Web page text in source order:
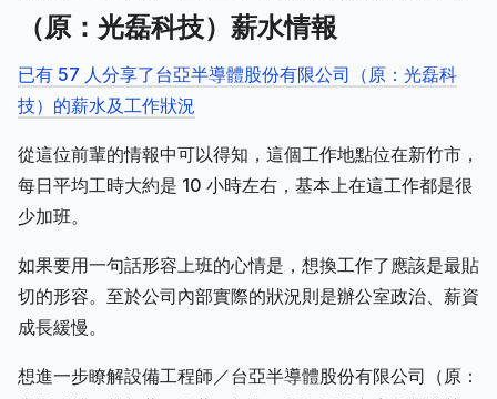
（原：光磊科技）薪水情報
已有 57 人分享了台亞半導體股份有限公司（原：光磊科
技）的薪水及工作狀況
從這位前輩的情報中可以得知，這個工作地點位在新竹市，
每日平均工時大約是 10 小時左右，基本上在這工作都是很
少加班。
如果要用一句話形容上班的心情是，想換工作了應該是最貼
切的形容。至於公司內部實際的狀況則是辦公室政治、薪資
成長緩慢。
想進一步瞭解設備工程師／台亞半導體股份有限公司（原：